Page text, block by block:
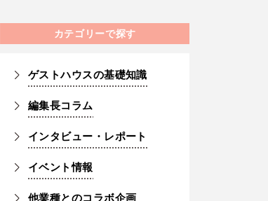
カテゴリーで探す
ゲストハウスの基礎知識
編集長コラム
インタビュー・レポート
イベント情報
他業種とのコラボ企画